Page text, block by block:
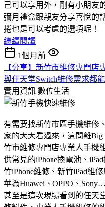
己可以享用外，剛有小朋友
彌月禮盒跟親友分享喜悅的
捲也是可以考慮的選項呢！
繼續閱讀
1個月前
【分享】新竹市維修專門店
與任天堂Switch維修需求都
實用資訊 數位生活
有需要找新竹市區手機維修
家的大大看過來，這間離
竹市維修專門店專業人手機
供常見的iPhone換電池、
竹iPhone維修、新竹iPad維
華為Huawei、OPPO、
甚至是這次現場看到的任天